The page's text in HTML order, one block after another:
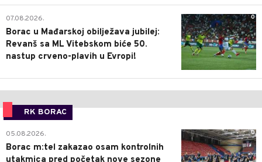
0
07.08.2026.
Borac u Mađarskoj obilježava jubilej:
Revanš sa ML Vitebskom biće 50.
nastup crveno-plavih u Evropi!
RK BORAC
0
05.08.2026.
Borac m:tel zakazao osam kontrolnih